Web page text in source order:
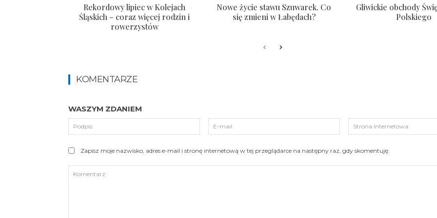
Rekordowy lipiec w Kolejach
Śląskich – coraz więcej rodzin i
rowerzystów
Nowe życie stawu Szuwarek. Co
się zmieni w Łabędach?
Gliwickie obchody
Polskiego
KOMENTARZE
WASZYM ZDANIEM
Podpis:
mail:
Zapisz moje nazwisko, adres e-mail i stronę internetową w tej przeglądarce na następny raz, gdy skomentuję.